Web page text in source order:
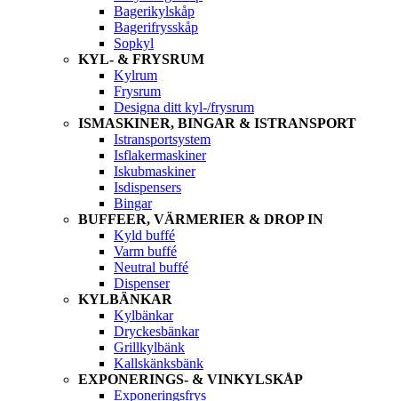
Bagerikylskåp
Bagerifrysskåp
Sopkyl
KYL- & FRYSRUM
Kylrum
Frysrum
Designa ditt kyl-/frysrum
ISMASKINER, BINGAR & ISTRANSPORT
Istransportsystem
Isflakermaskiner
Iskubmaskiner
Isdispensers
Bingar
BUFFEER, VÄRMERIER & DROP IN
Kyld buffé
Varm buffé
Neutral buffé
Dispenser
KYLBÄNKAR
Kylbänkar
Dryckesbänkar
Grillkylbänk
Kallskänksbänk
EXPONERINGS- & VINKYLSKÅP
Exponeringsfrys